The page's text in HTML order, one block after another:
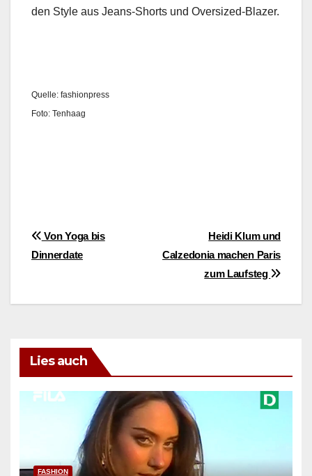
den Style aus Jeans-Shorts und Over­sized-Blaz­er.
Quelle: fash­ion­press
Foto: Ten­haag
BeitragsnavigationHeidi Klum und
Calzedonia machen Paris
zum Laufsteg
Von Yoga bis
Dinnerdate
Lies auch
FASHION